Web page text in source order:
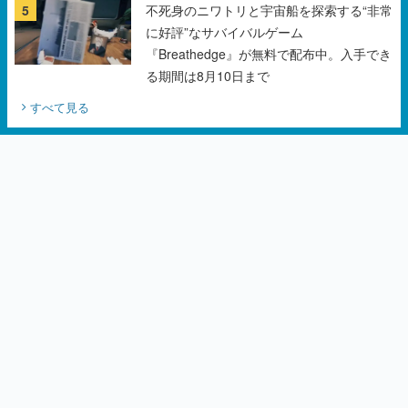
5
不死身のニワトリと宇宙船を探索する“非常
に好評”なサバイバルゲーム
『Breathedge』が無料で配布中。入手でき
る期間は8月10日まで
すべて見る